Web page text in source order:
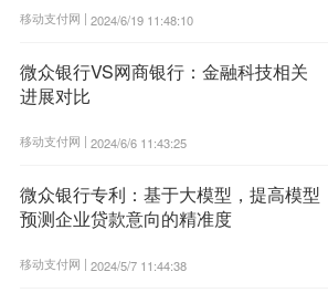
移动支付网 | 2024/6/19 11:48:10
微众银行VS网商银行：金融科技相关
进展对比
移动支付网 | 2024/6/6 11:43:25
微众银行专利：基于大模型，提高模型
预测企业贷款意向的精准度
移动支付网 | 2024/5/7 11:44:38